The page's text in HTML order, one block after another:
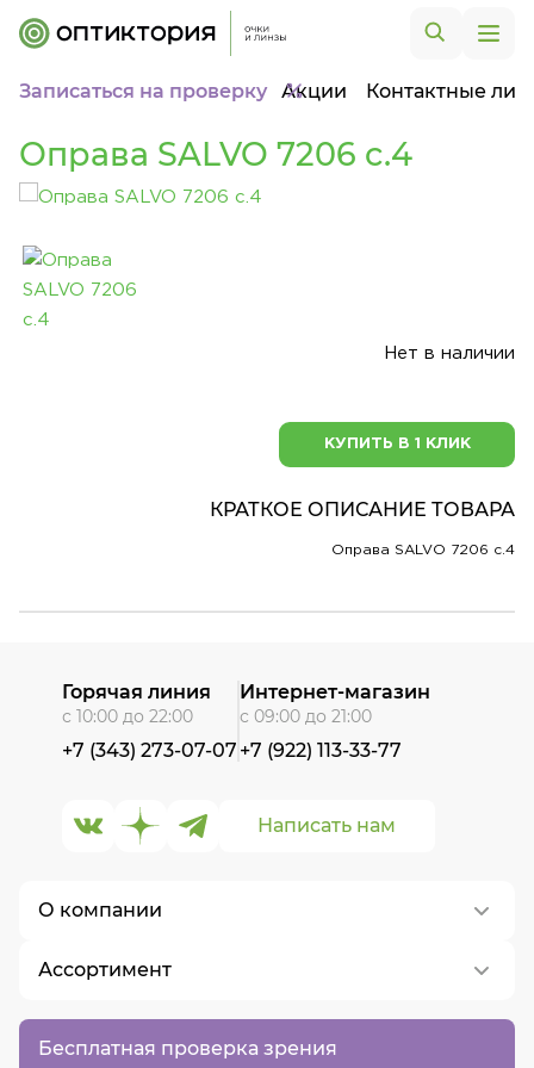
Записаться на проверку Акции Контактные
Оправа SALVO 7206 c.4
Нет в наличии
КУПИТЬ В 1 КЛИК
КРАТКОЕ ОПИСАНИЕ ТОВАРА
Оправа SALVO 7206 c.4
Бесплатная проверка зрения
О компании
О нас
Контакты
Вакансии
Ассортимент
Написать нам
Горячая линия
с 10:00 до 22:00
+7 (343) 273-07-07
Интернет-магазин
с 09:00 до 21:00
+7 (922) 113-33-77